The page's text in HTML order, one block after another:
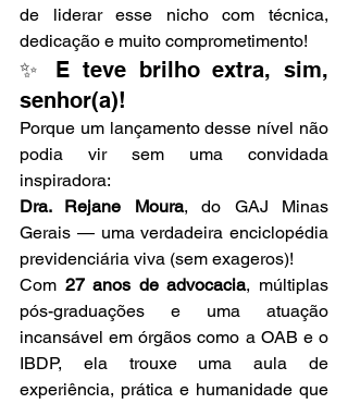
de liderar esse nicho com técnica,
dedicação e muito comprometimento!
✨ E teve brilho extra, sim,
senhor(a)!
Porque um lançamento desse nível não
podia vir sem uma convidada
inspiradora:
Dra. Rejane Moura, do GAJ Minas
Gerais — uma verdadeira enciclopédia
previdenciária viva (sem exageros)!
Com 27 anos de advocacia, múltiplas
pós-graduações e uma atuação
incansável em órgãos como a OAB e o
IBDP, ela trouxe uma aula de
experiência, prática e humanidade que